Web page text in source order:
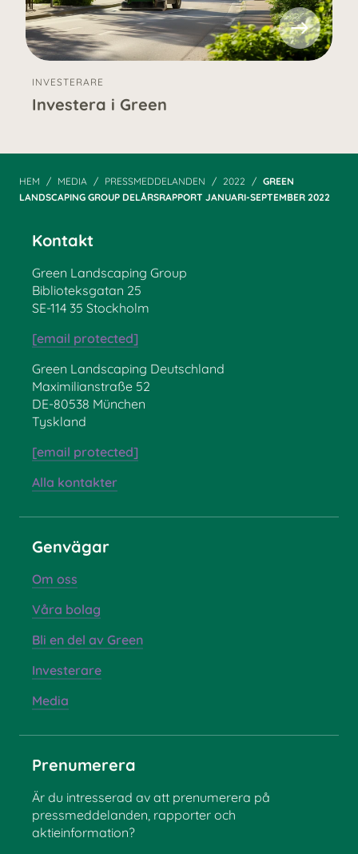
INVESTERARE
Investera i Green
HEM MEDIA PRESSMEDDELANDEN 2022
GREEN
LANDSCAPING GROUP DELÅRS­RAPPORT JANUARI-SEPTEMBER 2022
Kontakt
Green Landscaping Group
Biblioteksgatan 25
SE-114 35 Stockholm
[email protected]
Green Landscaping Deutschland
Maximilianstraße 52
DE-80538 München
Tyskland
[email protected]
Alla kontakter
Genvägar
Om oss
Våra bolag
Bli en del av Green
Investerare
Media
Prenumerera
Är du intresserad av att prenumerera på
pressmeddelanden, rapporter och
aktieinformation?